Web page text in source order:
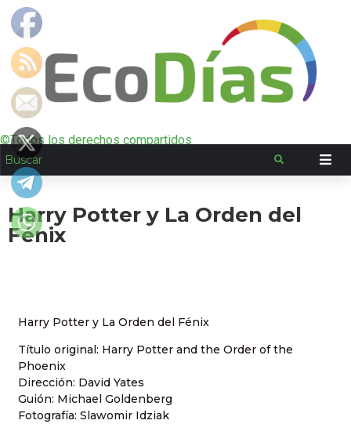
©Todos los derechos compartidos
Harry Potter y La Orden del
Fénix
Harry Potter y La Orden del Fénix
Título original: Harry Potter and the Order of the
Phoenix
Dirección: David Yates
Guión: Michael Goldenberg
Fotografía: Slawomir Idziak